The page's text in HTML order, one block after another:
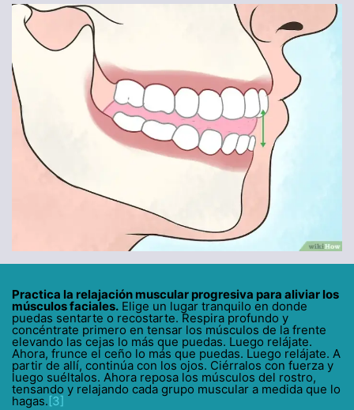
Practica la relajación muscular progresiva para aliviar los
músculos faciales. Elige un lugar tranquilo en donde
puedas sentarte o recostarte. Respira profundo y
concéntrate primero en tensar los músculos de la frente
elevando las cejas lo más que puedas. Luego relájate.
Ahora, frunce el ceño lo más que puedas. Luego relájate. A
partir de allí, continúa con los ojos. Ciérralos con fuerza y
luego suéltalos. Ahora reposa los músculos del rostro,
tensando y relajando cada grupo muscular a medida que lo
hagas. [3]